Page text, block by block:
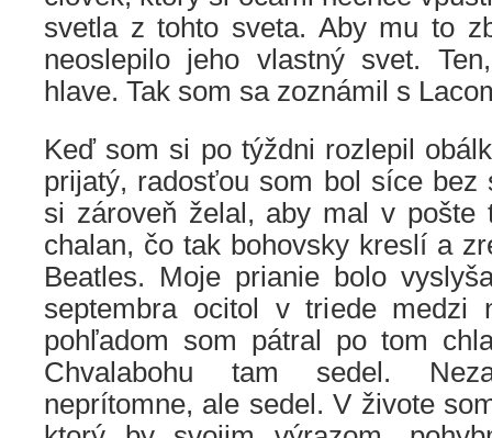
svetla z tohto sveta. Aby mu to
neoslepilo jeho vlastný svet.
hlave. Tak som sa zoznámil s
Keď som si po týždni rozlepil
prijatý, radosťou som bol síce bez
si zároveň želal, aby mal v pošte
chalan, čo tak bohovsky kreslí a
Beatles. Moje prianie bolo
septembra ocitol v triede medzi
pohľadom som pátral po tom
Chvalabohu tam sedel.
neprítomne, ale sedel. V živote